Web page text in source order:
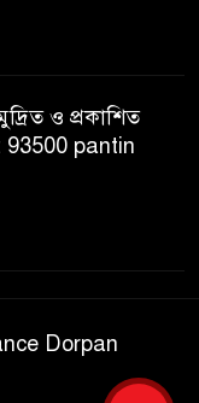
ও প্রকাশিত
93500 pantin
Dorpan